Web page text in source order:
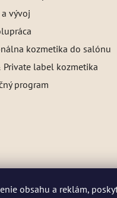
obsahu a reklám,
vývoj
kozmetika do salónu
Private label kozmetika
program